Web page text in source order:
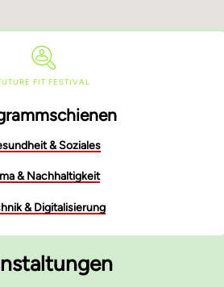
FIT FESTIVAL
& Soziales
& Nachhaltigkeit
& Digitalisierung